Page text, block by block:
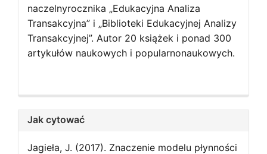
naczelnyrocznika „Edukacyjna Analiza
Transakcyjna” i „Biblioteki Edukacyjnej Analizy
Transakcyjnej”. Autor 20 książek i ponad 300
artykułów naukowych i popularnonaukowych.
Jak cytować
Jagieła, J. (2017). Znaczenie modelu płynności